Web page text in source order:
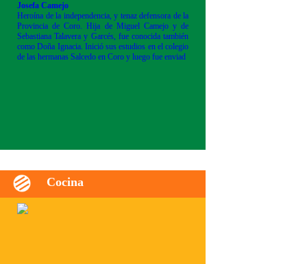
Josefa Camejo
Heroína de la independencia, y tenaz defensora de la
Provincia de Coro. Hija de Miguel Camejo y de
Sebastiana Talavera y Garcés, fue conocida también
como Doña Ignacia. Inició sus estudios en el colegio
de las hermanas Salcedo en Coro y luego fue enviad
Cocina